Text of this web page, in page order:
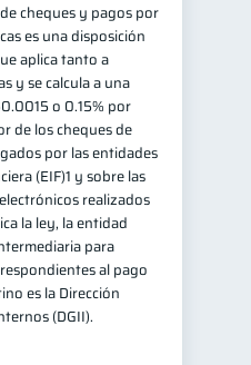
cheques y pagos por
es una disposición
aplica tanto a
y se calcula a una
o 0.15% por
de los cheques de
por las entidades
(EIF)1 y sobre las
realizados
la ley, la entidad
para
al pago
es la Dirección
(DGII).